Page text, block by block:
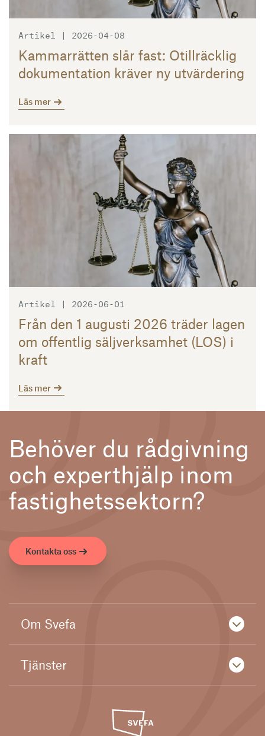
Artikel | 2026-04-08
Kammarrätten slår fast: Otillräcklig
dokumentation kräver ny utvärdering
Läs mer
Artikel | 2026-06-01
Från den 1 augusti 2026 träder lagen
om offentlig säljverksamhet (LOS) i
kraft
Läs mer
Behöver du rådgivning
och experthjälp inom
fastighetssektorn?
Kontakta oss
Om Svefa
Tjänster